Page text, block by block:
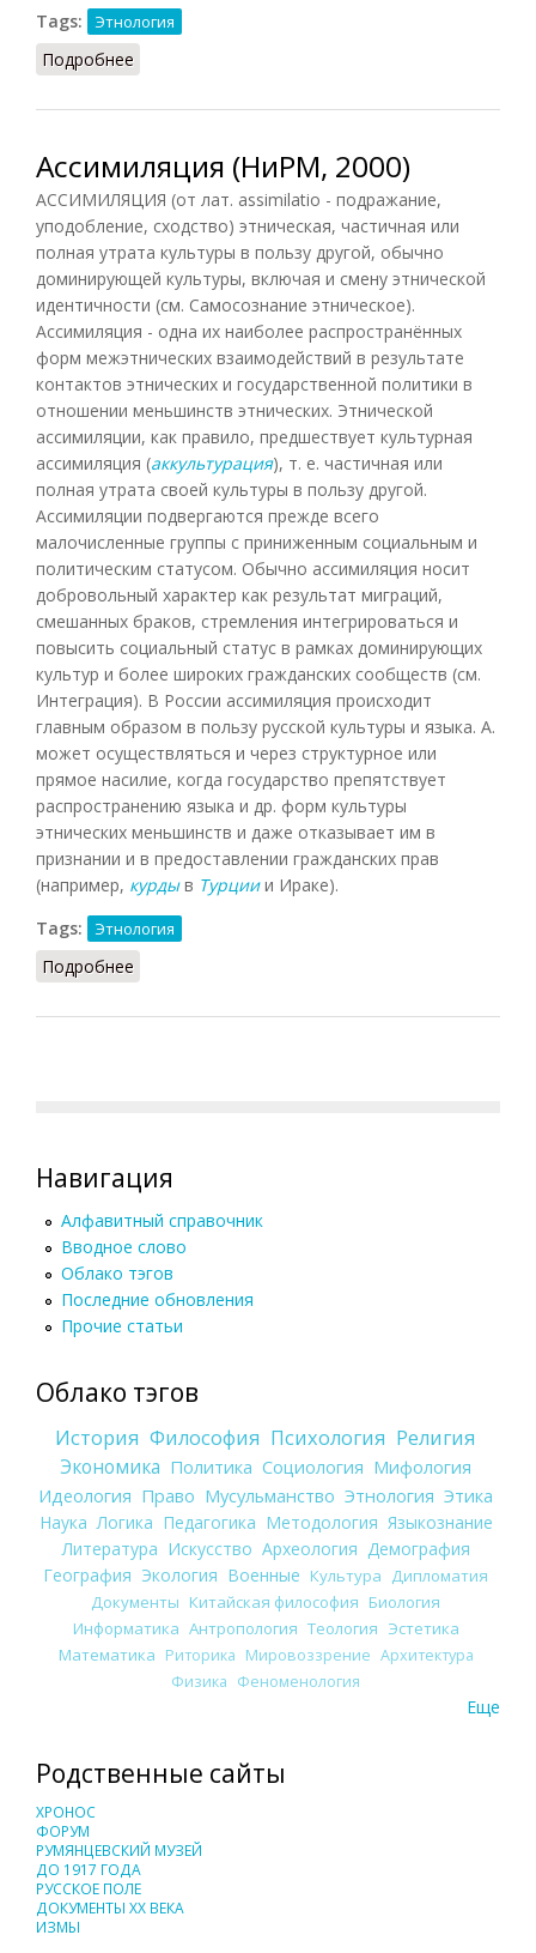
Tags:
Этнология
Подробнее
Ассимиляция (НиРМ, 2000)
АССИМИЛЯЦИЯ (от лат. assimilatio - подражание,
уподобление, сходство) этническая, частичная или
полная утрата культуры в пользу другой, обычно
доминирующей культуры, включая и смену этнической
идентичности (см. Самосознание этническое).
Ассимиляция - одна их наиболее распространённых
форм межэтнических взаимодействий в результате
контактов этнических и государственной политики в
отношении меньшинств этнических. Этнической
ассимиляции, как правило, предшествует культурная
ассимиляция (аккультурация), т. е. частичная или
полная утрата своей культуры в пользу другой.
Ассимиляции подвергаются прежде всего
малочисленные группы с приниженным социальным и
политическим статусом. Обычно ассимиляция носит
добровольный характер как результат миграций,
смешанных браков, стремления интегрироваться и
повысить социальный статус в рамках доминирующих
культур и более широких гражданских сообществ (см.
Интеграция). В России ассимиляция происходит
главным образом в пользу русской культуры и языка. А.
может осуществляться и через структурное или
прямое насилие, когда государство препятствует
распространению языка и др. форм культуры
этнических меньшинств и даже отказывает им в
признании и в предоставлении гражданских прав
(например, курдыв Турциии Ираке).
Tags:
Этнология
Подробнее
Навигация
Алфавитный справочник
Вводное слово
Облако тэгов
Последние обновления
Прочие статьи
Облако тэгов
История Философия Психология Религия
Экономика Политика Социология Мифология
Идеология Право Мусульманство Этнология Этика
Наука Логика Педагогика Методология Языкознание
Литература Искусство Археология Демография
География Экология Военные Культура
Дипломатия
Документы Китайская философия Биология
Информатика Антропология Теология Эстетика
Математика Риторика Мировоззрение Архитектура
Физика Феноменология
Еще
Родственные сайты
ХРОНОС
ФОРУМ
РУМЯНЦЕВСКИЙ МУЗЕЙ
ДО 1917 ГОДА
РУССКОЕ ПОЛЕ
ДОКУМЕНТЫ XX ВЕКА
ИЗМЫ